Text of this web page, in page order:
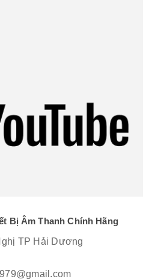
Bị Âm Thanh Chính Hãng
TP Hải Dương